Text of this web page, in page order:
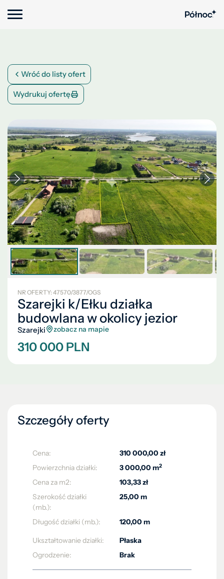
Wróć do listy ofert
Wydrukuj ofertę
NR OFERTY: 47570/3877/OGS
Szarejki k/Ełku działka
budowlana w okolicy jezior
Szarejki zobacz na mapie
310 000 PLN
Szczegóły oferty
Cena:
310 000,00 zł
Powierzchnia działki:
3 000,00 m2
Cena za m2:
103,33 zł
Szerokość działki
(mb.):
25,00 m
Długość działki (mb.): 120,00 m
Ukształtowanie działki:
Płaska
Ogrodzenie:
Brak